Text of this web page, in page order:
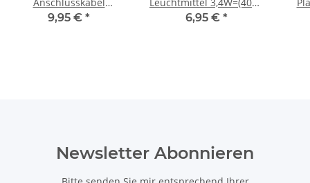
Textilumflochten mit C15
9,95 € *
240V Kerzen-Form klar
6,95 € *
Newsletter Abonnieren